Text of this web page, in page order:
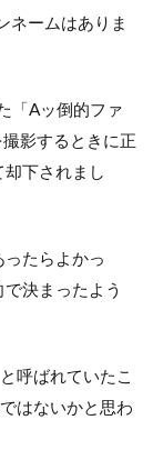
ネームはありま
「Aッ倒的ファ
影するときに正
下されまし
たらよかっ
決まったよう
呼ばれていたこ
はないかと思わ